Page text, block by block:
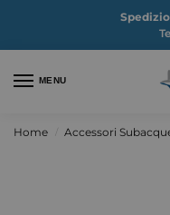
MENU
Home Accessori